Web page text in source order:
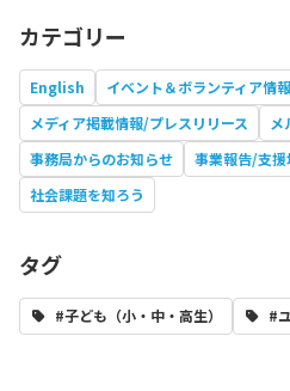
カテゴリー
English イベント＆ボランティア情報
メディア掲載情報/プレスリリース
メ
事務局からのお知らせ
事業報告/支援
社会課題を知ろう
タグ
#子ども（小・中・高生） #